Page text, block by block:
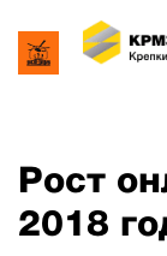
Рост
2018